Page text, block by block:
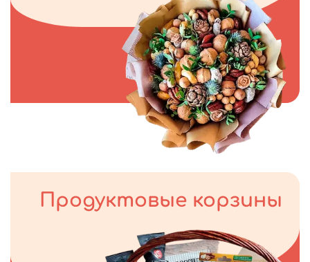
Продуктовые корзины